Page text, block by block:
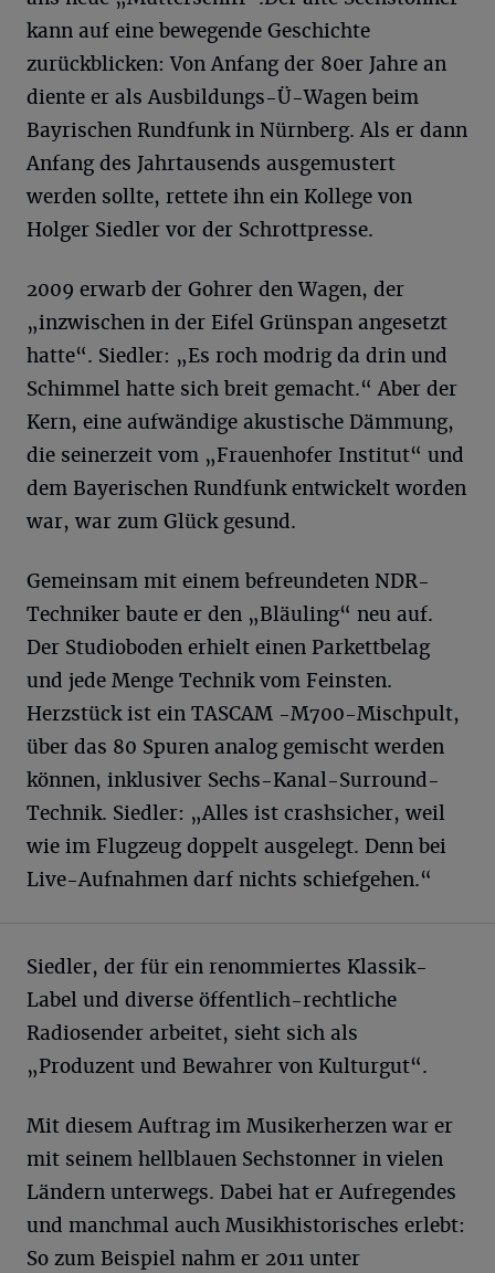
kann auf eine bewegende Geschichte
zurückblicken: Von Anfang der 80er Jahre an
diente er als Ausbildungs-Ü-Wagen beim
Bayrischen Rundfunk in Nürnberg. Als er dann
Anfang des Jahrtausends ausgemustert
werden sollte, rettete ihn ein Kollege von
Holger Siedler vor der Schrottpresse.
2009 erwarb der Gohrer den Wagen, der
„inzwischen in der Eifel Grünspan angesetzt
hatte“. Siedler: „Es roch modrig da drin und
Schimmel hatte sich breit gemacht.“ Aber der
Kern, eine aufwändige akustische Dämmung,
die seinerzeit vom „Frauenhofer Institut“ und
dem Bayerischen Rundfunk entwickelt worden
war, war zum Glück gesund.
Gemeinsam mit einem befreundeten NDR-
Techniker baute er den „Bläuling“ neu auf.
Der Studioboden erhielt einen Parkettbelag
und jede Menge Technik vom Feinsten.
Herzstück ist ein TASCAM -M700-Mischpult,
über das 80 Spuren analog gemischt werden
können, inklusiver Sechs-Kanal-Surround-
Technik. Siedler: „Alles ist crashsicher, weil
wie im Flugzeug doppelt ausgelegt. Denn bei
Live-Aufnahmen darf nichts schiefgehen.“
Siedler, der für ein renommiertes Klassik-
Label und diverse öffentlich-rechtliche
Radiosender arbeitet, sieht sich als
„Produzent und Bewahrer von Kulturgut“.
Mit diesem Auftrag im Musikerherzen war er
mit seinem hellblauen Sechstonner in vielen
Ländern unterwegs. Dabei hat er Aufregendes
und manchmal auch Musikhistorisches erlebt:
So zum Beispiel nahm er 2011 unter